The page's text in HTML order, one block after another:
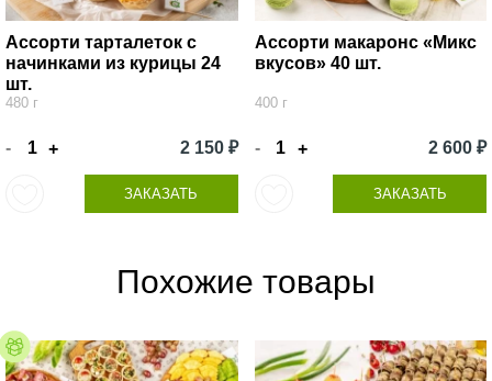
Ассорти тарталеток с
начинками из курицы 24
шт.
480 г
- + 2 150 ₽
ЗАКАЗАТЬ
Ассорти макаронс «Микс
вкусов» 40 шт.
400 г
- + 2 600 ₽
ЗАКАЗАТЬ
Похожие товары